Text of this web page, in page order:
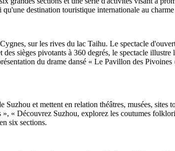
destination touristique internationale au
sur les rives du lac Taihu. Le spectacle
sièges pivotants à 360 degrés, le spectacle
du drame dansé « Le Pavillon des
et mettent en relation théâtres, musées,
», « Découvrez Suzhou, explorez les coutumes
six sections.